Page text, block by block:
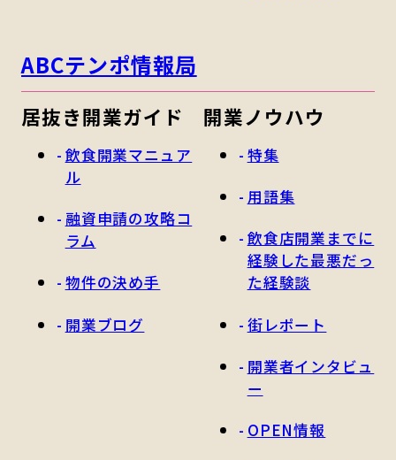
ABCテンポ情報局
居抜き開業ガイド
飲食開業マニュア
ル
融資申請の攻略コ
ラム
物件の決め手
開業ブログ
開業ノウハウ
特集
用語集
飲食店開業までに
経験した最悪だっ
た経験談
街レポート
開業者インタビュ
ー
OPEN情報